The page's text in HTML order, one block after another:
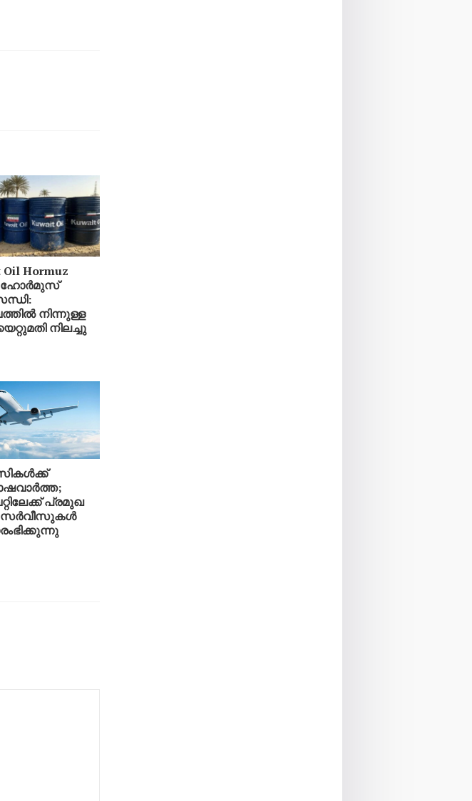
Oil Hormuz
ഹോർമുസ്
നിന്നുള്ള
നിലച്ചു
പ്രമുഖ
സർവീസുകൾ